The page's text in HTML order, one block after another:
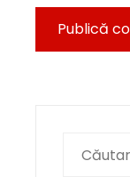
după: